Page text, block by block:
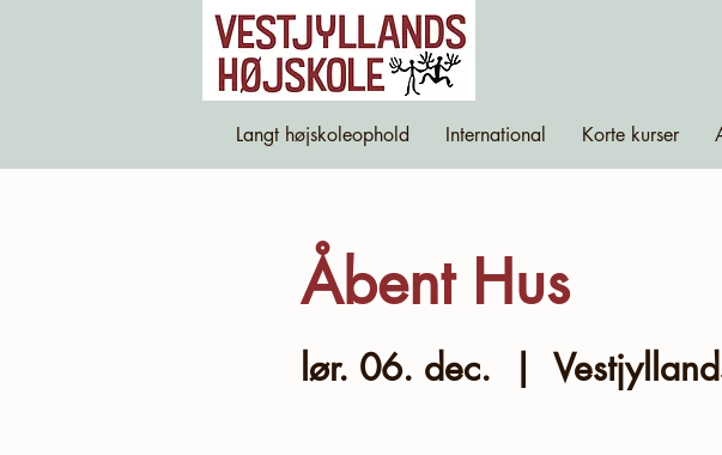
Langt højskoleophold International Korte kurser
Åbent Hus
lør. 06. dec.